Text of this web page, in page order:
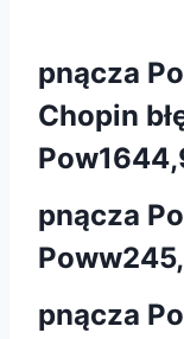
pnącza
Chopin
Pow16
pnącza
Poww2
pnącza